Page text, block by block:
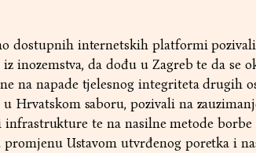
dostupnih internetskih platformi
inozemstva, da dođu u Zagreb te da se
na napade tjelesnog integriteta drugih
Hrvatskom saboru, pozivali na
te na nasilne metode
Ustavom utvrđenog poretka i